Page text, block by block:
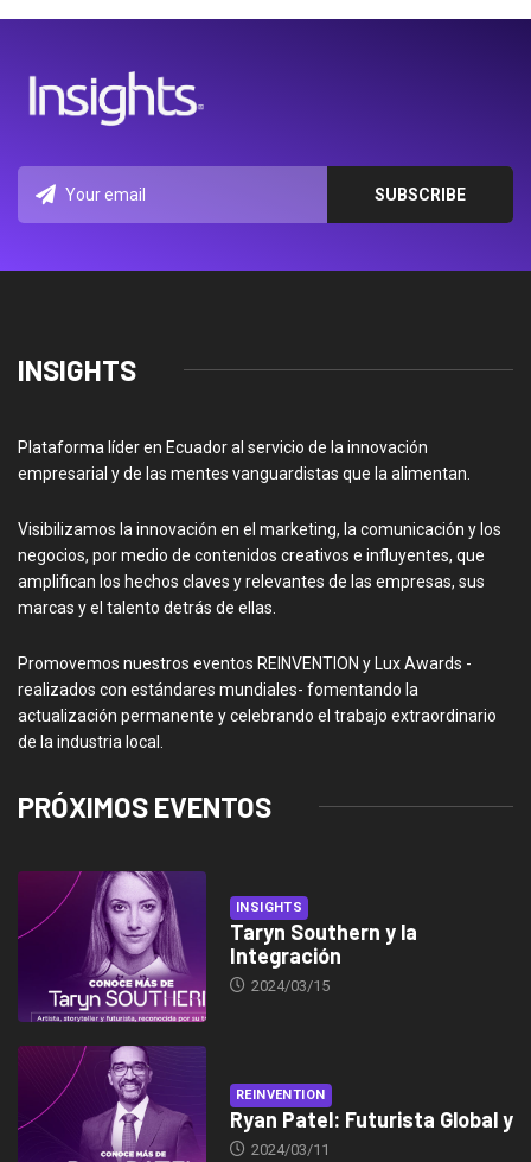
INSIGHTS
Plataforma líder en Ecuador al servicio de la innovación
empresarial y de las mentes vanguardistas que la alimentan.
Visibilizamos la innovación en el marketing, la comunicación y los
negocios, por medio de contenidos creativos e influyentes, que
amplifican los hechos claves y relevantes de las empresas, sus
marcas y el talento detrás de ellas.
Promovemos nuestros eventos REINVENTION y Lux Awards -
realizados con estándares mundiales- fomentando la
actualización permanente y celebrando el trabajo extraordinario
de la industria local.
PRÓXIMOS EVENTOS
INSIGHTS
Taryn Southern y la
Integración
2024/03/15
REINVENTION
Ryan Patel: Futurista Global y
2024/03/11